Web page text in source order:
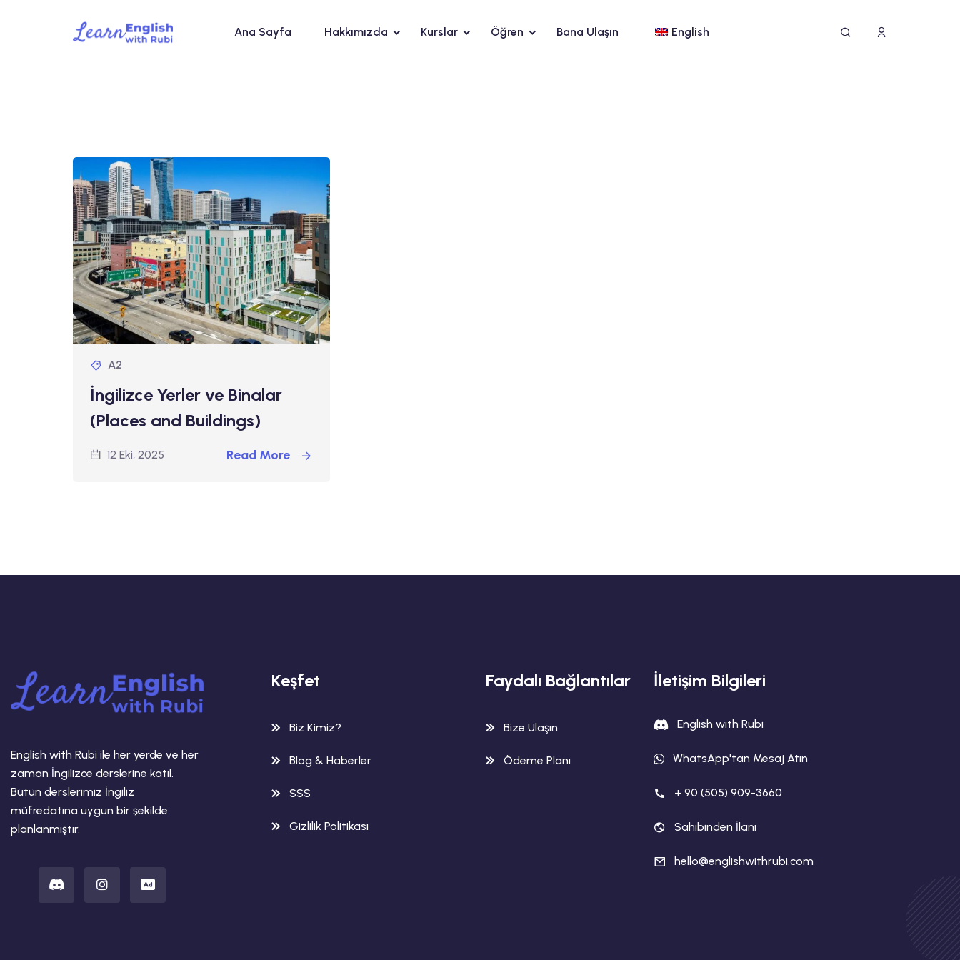
Ana Sayfa Hakkımızda Kurslar Öğren Bana Ulaşın English
A2
İngilizce Yerler ve Binalar
(Places and Buildings)
12 Eki, 2025 Read More
English with Rubi ile her yerde ve her
zaman İngilizce derslerine katıl.
Bütün derslerimiz İngiliz
müfredatına uygun bir şekilde
planlanmıştır.
Keşfet
Biz Kimiz?
Blog & Haberler
SSS
Gizlilik Politikası
Faydalı Bağlantılar
Bize Ulaşın
Ödeme Planı
İletişim Bilgileri
English with Rubi
WhatsApp'tan Mesaj Atın
+ 90 (505) 909-3660
Sahibinden İlanı
hello@englishwithrubi.com